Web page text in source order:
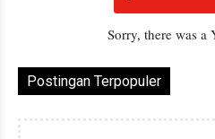
Sorry, there was a
Postingan Terpopuler